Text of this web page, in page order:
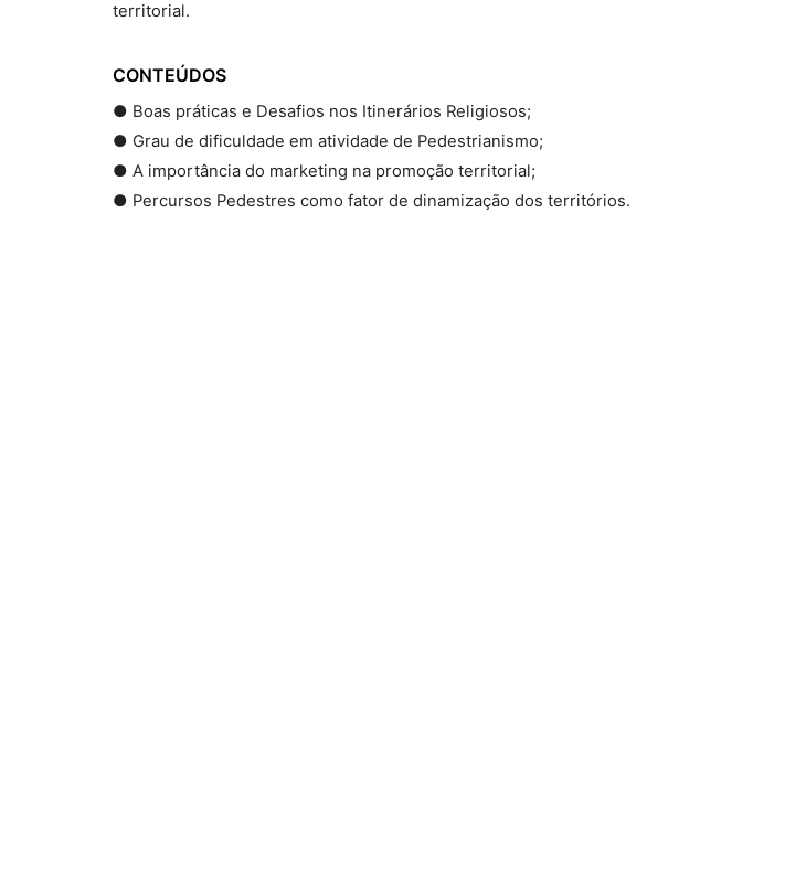
territorial.
CONTEÚDOS
● Boas práticas e Desafios nos Itinerários Religiosos;
● Grau de dificuldade em atividade de Pedestrianismo;
● A importância do marketing na promoção territorial;
● Percursos Pedestres como fator de dinamização dos territórios.